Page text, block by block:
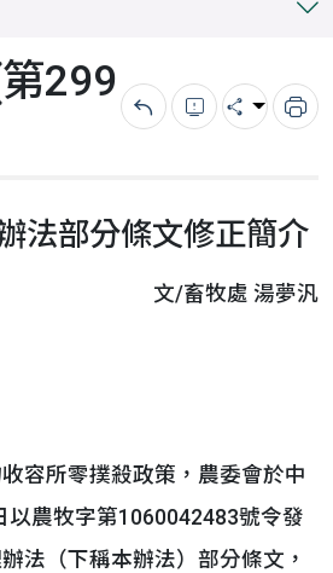
299
回上一頁錯誤回報
分享 列
法部分條文修正簡介
文/畜牧處 湯夢汎
所零撲殺政策，農委會於中
以農牧字第1060042483號令發
法（下稱本辦法）部分條文，